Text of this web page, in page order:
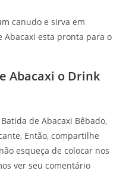
canudo e sirva em
Abacaxi esta pronta para o
Abacaxi o Drink
de Abacaxi Bêbado,
Então, compartilhe
esqueça de colocar nos
ver seu comentário